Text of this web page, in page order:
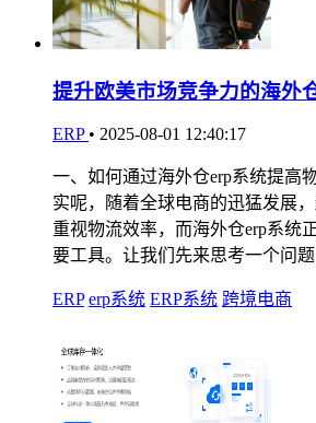
提升欧美市场竞争力的海外
ERP • 2025-08-01 12:40:17
一、如何通过海外仓erp系统提高
实呢，随着全球电商的迅猛发展
重视物流效率，而海外仓erp系统
要工具。让我们先来思考一个问
ERP erp系统 ERP系统 跨境电商